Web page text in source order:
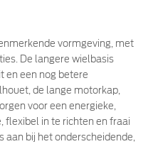
vormgeving, met
De langere wielbasis
en een nog betere
de lange motorkap,
voor een energieke,
flexibel in te richten en fraai
aan bij het onderscheidende,